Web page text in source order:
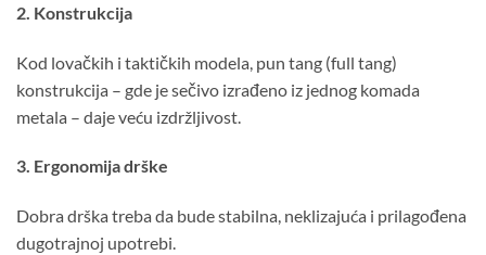
2. Konstrukcija
Kod lovačkih i taktičkih modela, pun tang (full tang)
konstrukcija – gde je sečivo izrađeno iz jednog komada
metala – daje veću izdržljivost.
3. Ergonomija drške
Dobra drška treba da bude stabilna, neklizajuća i prilagođena
dugotrajnoj upotrebi.